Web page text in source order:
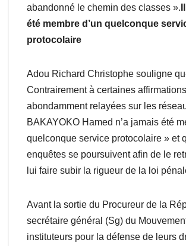
abandonné le chemin des classes ».
été membre d’un quelconque
protocolaire
Adou Richard Christophe souligne
Contrairement à certaines affirmations
abondamment relayées sur les
BAKAYOKO Hamed n’a jamais été
quelconque service protocolaire » et
enquêtes se poursuivent afin de le
lui faire subir la rigueur de la loi
Avant la sortie du Procureur de la
secrétaire général (Sg) du
instituteurs pour la défense de leurs